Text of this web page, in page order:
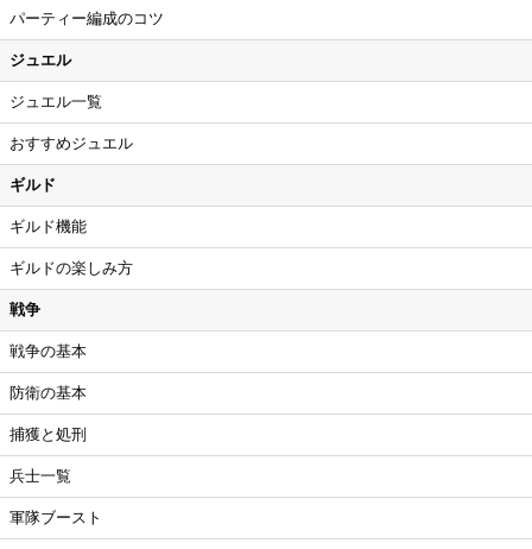
パーティー編成のコツ
ジュエル
ジュエル一覧
おすすめジュエル
ギルド
ギルド機能
ギルドの楽しみ方
戦争
戦争の基本
防衛の基本
捕獲と処刑
兵士一覧
軍隊ブースト